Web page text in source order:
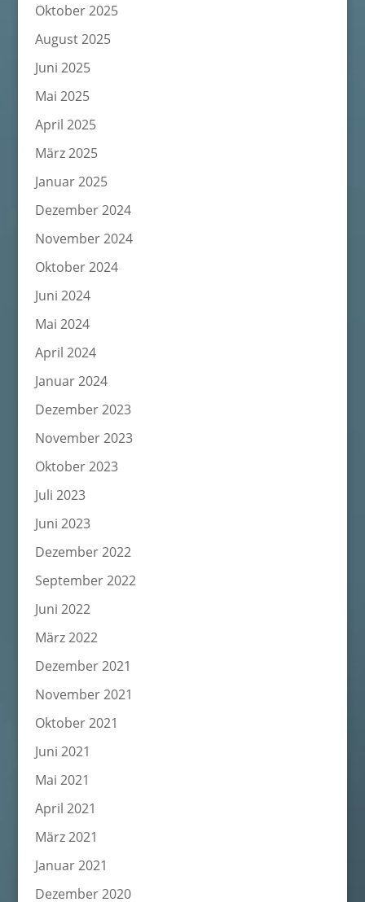
Oktober 2025
August 2025
Juni 2025
Mai 2025
April 2025
März 2025
Januar 2025
Dezember 2024
November 2024
Oktober 2024
Juni 2024
Mai 2024
April 2024
Januar 2024
Dezember 2023
November 2023
Oktober 2023
Juli 2023
Juni 2023
Dezember 2022
September 2022
Juni 2022
März 2022
Dezember 2021
November 2021
Oktober 2021
Juni 2021
Mai 2021
April 2021
März 2021
Januar 2021
Dezember 2020